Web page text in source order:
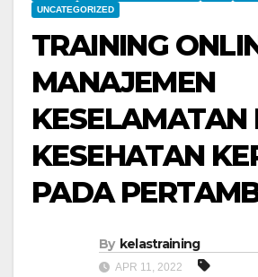
UNCATEGORIZED
TRAINING
MANAJEMEN
KESELAMATAN
KESEHATAN
PADA
By kelastraining
APR 11, 2022